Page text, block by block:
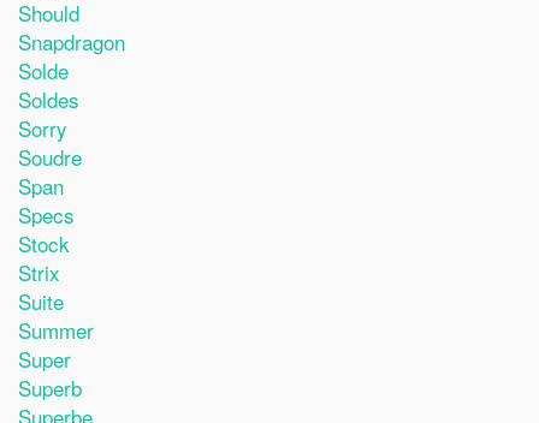
Should
Snapdragon
Solde
Soldes
Sorry
Soudre
Span
Specs
Stock
Strix
Suite
Summer
Super
Superb
Superbe